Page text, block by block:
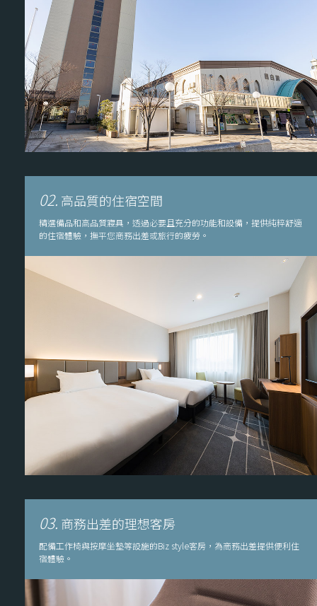
02. 高品質的住宿空間
精選備品和高品質寢具，透過必要且充分的功能和設備，提供純粹舒適
的住宿體驗，撫平您商務出差或旅行的疲勞。
03. 商務出差的理想客房
配備工作椅與按摩坐墊等設施的Biz style客房，為商務出差提供便利住
宿體驗。